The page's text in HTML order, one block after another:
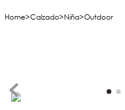
Calzado Niña Outdoor